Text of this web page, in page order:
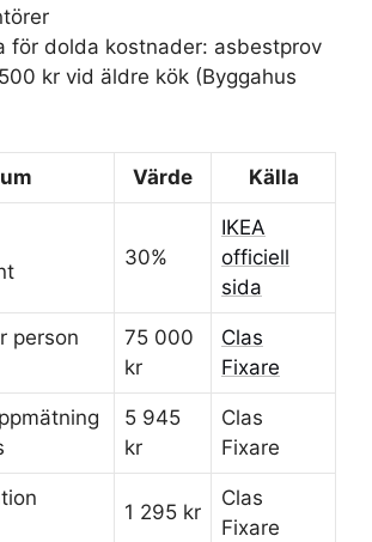
för dolda kostnader: asbestprov
kr vid äldre kök (Byggahus
Värde Källa
30%
IKEA
officiell
sida
person
75 000
kr
Clas
Fixare
5 945
kr
Clas
Fixare
1 295 kr
Clas
Fixare